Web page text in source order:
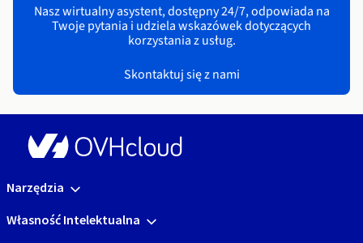
Nasz wirtualny asystent, dostępny 24/7, odpowiada na
Twoje pytania i udziela wskazówek dotyczących
korzystania z usług.
Skontaktuj się z nami
Narzędzia
Własność Intelektualna